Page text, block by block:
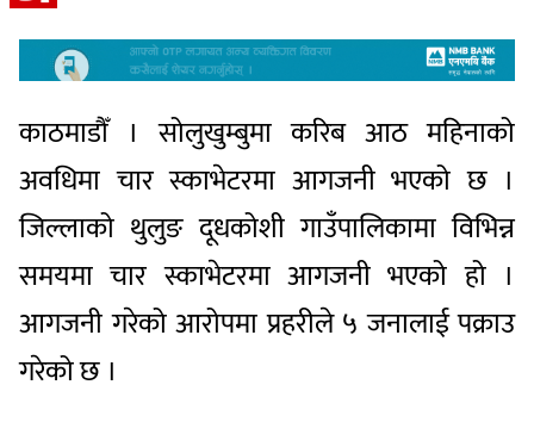
काठमाडौँ । सोलुखुम्बुमा करिब आठ महिनाको
अवधिमा चार स्काभेटरमा आगजनी भएको छ ।
जिल्लाको थुलुङ दूधकोशी गाउँपालिकामा विभिन्न
समयमा चार स्काभेटरमा आगजनी भएको हो ।
आगजनी गरेको आरोपमा प्रहरीले ५ जनालाई पक्राउ
गरेको छ ।